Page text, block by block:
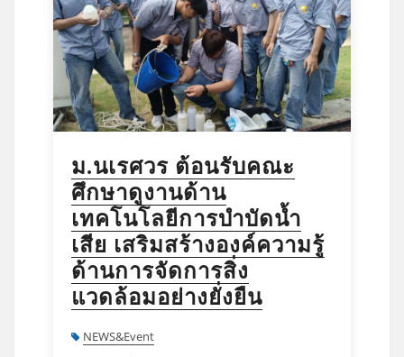
ม.นเรศวร ต้อนรับคณะ
ศึกษาดูงานด้าน
เทคโนโลยีการบำบัดน้ำ
เสีย เสริมสร้างองค์ความรู้
ด้านการจัดการสิ่ง
แวดล้อมอย่างยั่งยืน
NEWS&Event